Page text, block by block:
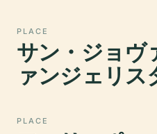
PLACE
サン・ジョヴ
ァンジェリス
PLACE